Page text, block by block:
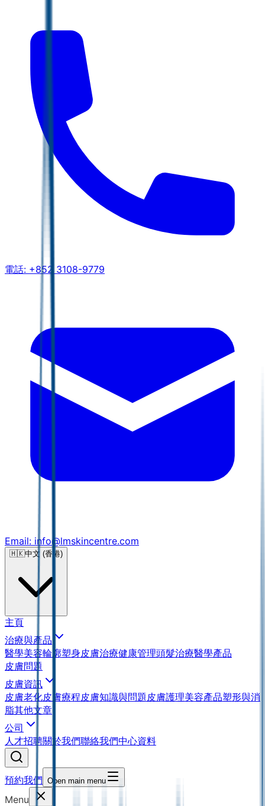
電話: +852 3108-9779
Email: info@lmskincentre.com
🇭🇰中文 (香港)
主頁
治療與產品
醫學美容輪廓塑身皮膚治療健康管理頭髮治療醫學產品
皮膚問題
皮膚資訊
皮膚老化皮膚療程皮膚知識與問題皮膚護理美容產品塑形與消
脂其他文章
公司
人才招聘關於我們聯絡我們中心資料
預約我們 Open main menu
Menu